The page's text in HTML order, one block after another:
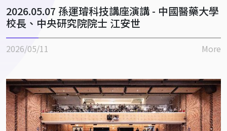
2026.05.07 孫運璿科技講座演講 - 中國醫藥大學
校長、中央研究院院士 江安世
2026/05/11 More